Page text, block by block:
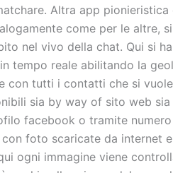
Altra app pionieristica
come per le altre,
nel vivo della chat. Qui si
tempo reale abilitando la
con tutti i contatti che si
sia by way of sito web
facebook o tramite
foto scaricate da internet
ogni immagine viene